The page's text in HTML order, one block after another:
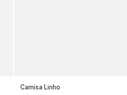
Camisa Linho